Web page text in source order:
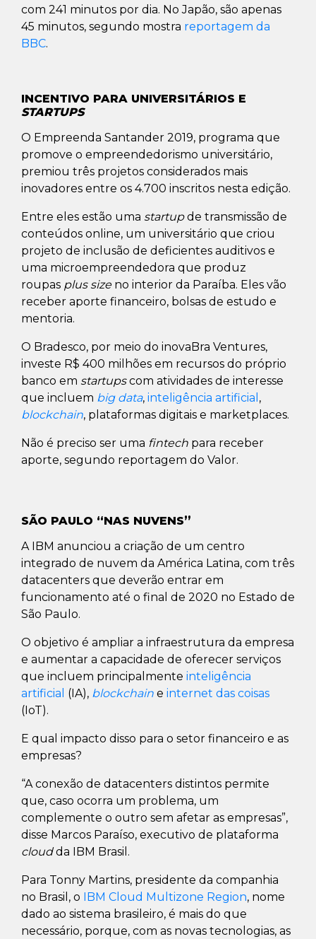
com 241 minutos por dia. No Japão, são apenas
45 minutos, segundo mostra reportagem da
BBC.
INCENTIVO PARA UNIVERSITÁRIOS E
STARTUPS
O Empreenda Santander 2019, programa que
promove o empreendedorismo universitário,
premiou três projetos considerados mais
inovadores entre os 4.700 inscritos nesta edição.
Entre eles estão uma startupde transmissão de
conteúdos online, um universitário que criou
projeto de inclusão de deficientes auditivos e
uma microempreendedora que produz
roupas plus sizeno interior da Paraíba. Eles vão
receber aporte financeiro, bolsas de estudo e
mentoria.
O Bradesco, por meio do inovaBra Ventures,
investe R$ 400 milhões em recursos do próprio
banco em startupscom atividades de interesse
que incluem big data, inteligência artificial ,
blockchain, plataformas digitais e marketplaces.
Não é preciso ser uma fintech para receber
aporte, segundo reportagem do Valor.
SÃO PAULO “NAS NUVENS”
A IBM anunciou a criação de um centro
integrado de nuvem da América Latina, com três
datacenters que deverão entrar em
funcionamento até o final de 2020 no Estado de
São Paulo.
O objetivo é ampliar a infraestrutura da empresa
e aumentar a capacidade de oferecer serviços
que incluem principalmente inteligência
artificial (IA), blockchain e internet das coisas
(IoT).
E qual impacto disso para o setor financeiro e as
empresas?
“A conexão de datacenters distintos permite
que, caso ocorra um problema, um
complemente o outro sem afetar as empresas”,
disse Marcos Paraíso, executivo de plataforma
cloudda IBM Brasil.
Para Tonny Martins, presidente da companhia
no Brasil, o IBM Cloud Multizone Region, nome
dado ao sistema brasileiro, é mais do que
necessário, porque, com as novas tecnologias, as